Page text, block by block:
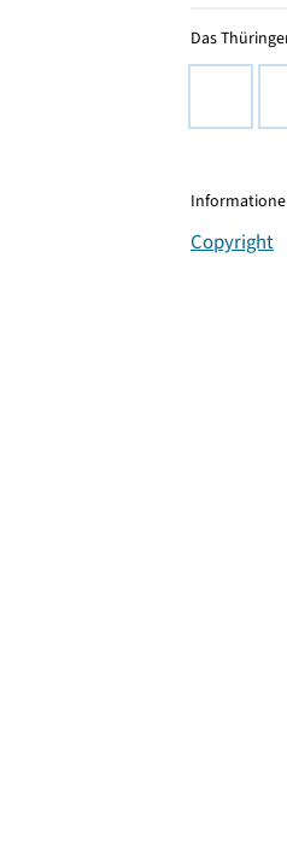
Das
Copyright